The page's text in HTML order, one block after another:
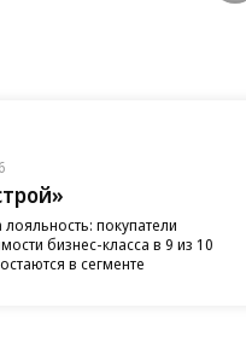
лояльность: покупатели
бизнес-класса в 9 из 10
в сегменте